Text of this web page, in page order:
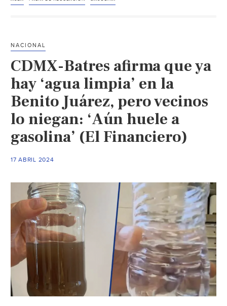
operan
sin
impacto
ambiental
vigente;
regularización
NACIONAL
CDMX-Batres afirma que ya
hay ‘agua limpia’ en la
Benito Juárez, pero vecinos
lo niegan: ‘Aún huele a
gasolina’ (El Financiero)
17 ABRIL 2024